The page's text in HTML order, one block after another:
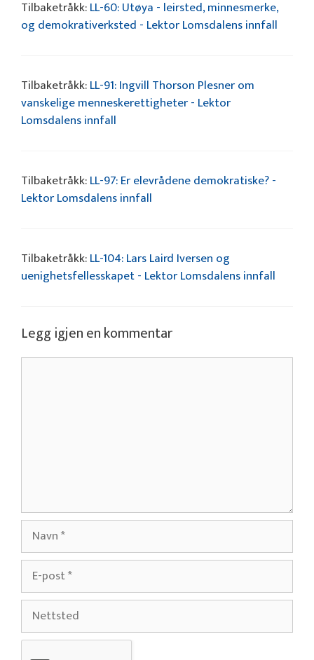
Tilbaketråkk:LL-60: Utøya - leirsted, minnesmerke,
og demokrativerksted - Lektor Lomsdalens innfall
Tilbaketråkk:LL-91: Ingvill Thorson Plesner om
vanskelige menneskerettigheter - Lektor
Lomsdalens innfall
Tilbaketråkk:LL-97: Er elevrådene demokratiske? -
Lektor Lomsdalens innfall
Tilbaketråkk:LL-104: Lars Laird Iversen og
uenighetsfellesskapet - Lektor Lomsdalens innfall
Legg igjen en kommentar
Navn
post
Nettsted